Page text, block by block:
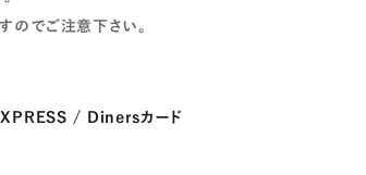
のでご注意下さい。
/ Dinersカード